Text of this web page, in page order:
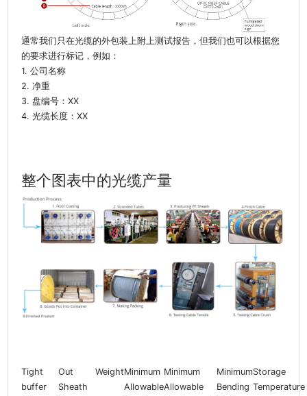
通常我们只在光缆的外包装上附上测试报告，但我们也可以根据您
的要求进行标记，例如：
1. 公司名称
2. 净重
3. 盘编号：XX
4. 光缆长度：XX
整个图表中的光缆产量
Tight
buffer
Out
Sheath
WeightMinimum
Allowable
Minimum
Allowable
Minimum
Bending
Storage
Temperature